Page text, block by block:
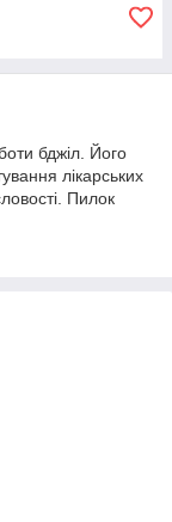
бджіл. Його
лікарських
Пилок
для
продукту. Як
лапок
діаметру
звідки